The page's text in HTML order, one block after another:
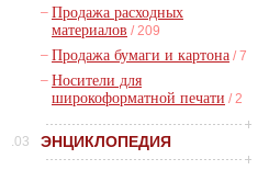
– Продажа расходных
материалов / 209
– Продажа бумаги и картона / 7
– Носители для
широкоформатной печати / 2
.03 ЭНЦИКЛОПЕДИЯ